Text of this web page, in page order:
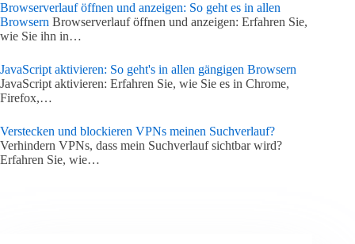
Browserverlauf öffnen und anzeigen: So geht es in allen
Browsern Browserverlauf öffnen und anzeigen: Erfahren Sie,
wie Sie ihn in…
JavaScript aktivieren: So geht's in allen gängigen Browsern
JavaScript aktivieren: Erfahren Sie, wie Sie es in Chrome,
Firefox,…
Verstecken und blockieren VPNs meinen Suchverlauf?
Verhindern VPNs, dass mein Suchverlauf sichtbar wird?
Erfahren Sie, wie…